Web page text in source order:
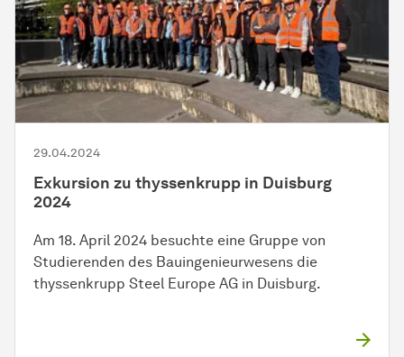
29.04.2024
Exkursion zu thyssenkrupp in Duisburg
2024
Am 18. April 2024 besuchte eine Gruppe von
Studierenden des Bauingenieurwesens die
thyssenkrupp Steel Europe AG in Duisburg.